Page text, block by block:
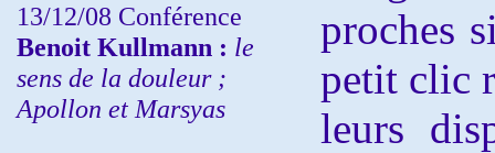
13/12/08 Conférence
Benoit Kullmann : le
sens de la douleur ;
Apollon et Marsyas
proches
petit clic
leurs